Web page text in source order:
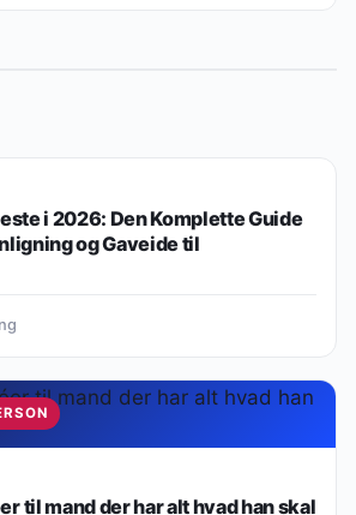
i 2026: Den Komplette Guide
og Gaveide til
til mand der har alt hvad han skal